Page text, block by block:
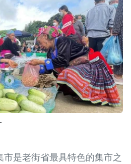
是老街省最具特色的集市之